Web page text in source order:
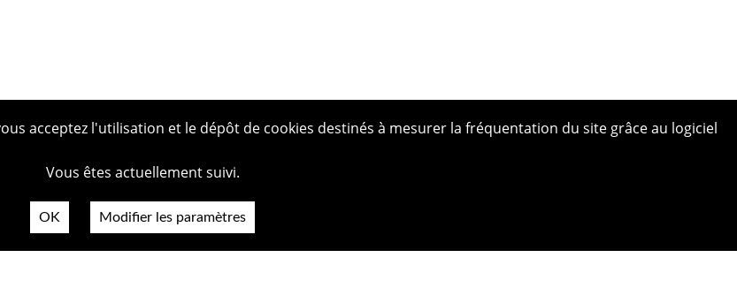
acceptez l'utilisation et le dépôt de cookies destinés à mesurer la fréquentation du site grâce au logiciel
Vous êtes actuellement suivi.
OK Modifier les paramètres